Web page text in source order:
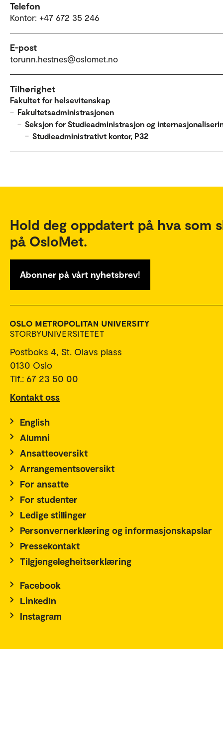
Telefon
Kontor: +47 672 35 246
E-post
torunn.hestnes@oslomet.no
Tilhørighet
Fakultet for helsevitenskap
– Fakultetsadministrasjonen
– Seksjon for Studieadministrasjon og
– Studieadministrativt kontor, P32
Hold deg oppdatert på hva som
på OsloMet.
Abonner på vårt nyhetsbrev!
Postboks 4, St. Olavs plass
0130 Oslo
Tlf.: 67 23 50 00
Kontakt oss
English
Alumni
Ansatteoversikt
Arrangementsoversikt
For ansatte
For studenter
Ledige stillinger
Personvernerklæring og informasjonskapslar
Pressekontakt
Tilgjengelegheitserklæring
Facebook
LinkedIn
Instagram